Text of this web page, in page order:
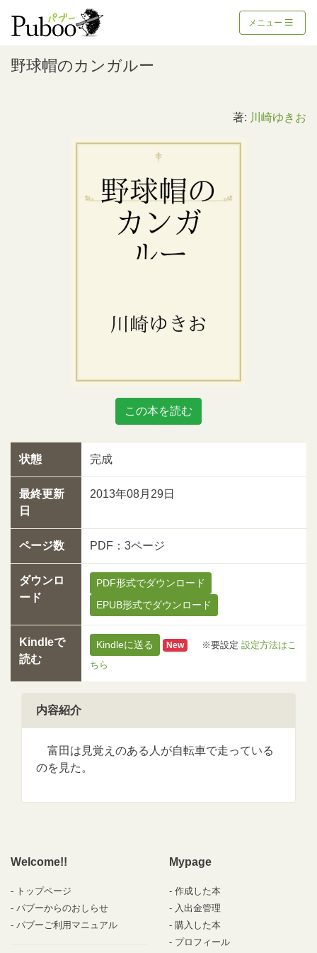
メニュー
野球帽のカンガルー
著: 川崎ゆきお
この本を読む
状態 完成
最終更新
日
2013年08月29日
ページ数 PDF：3ページ
ダウンロ
ード
PDF形式でダウンロード
EPUB形式でダウンロード
Kindleで
読む
Kindleに送る New ※要設定 設定方法はこ
ちら
内容紹介
富田は見覚えのある人が自転車で走っている
のを見た。
Welcome!!
トップページ
パブーからのおしらせ
パブーご利用マニュアル
Mypage
作成した本
入出金管理
購入した本
プロフィール